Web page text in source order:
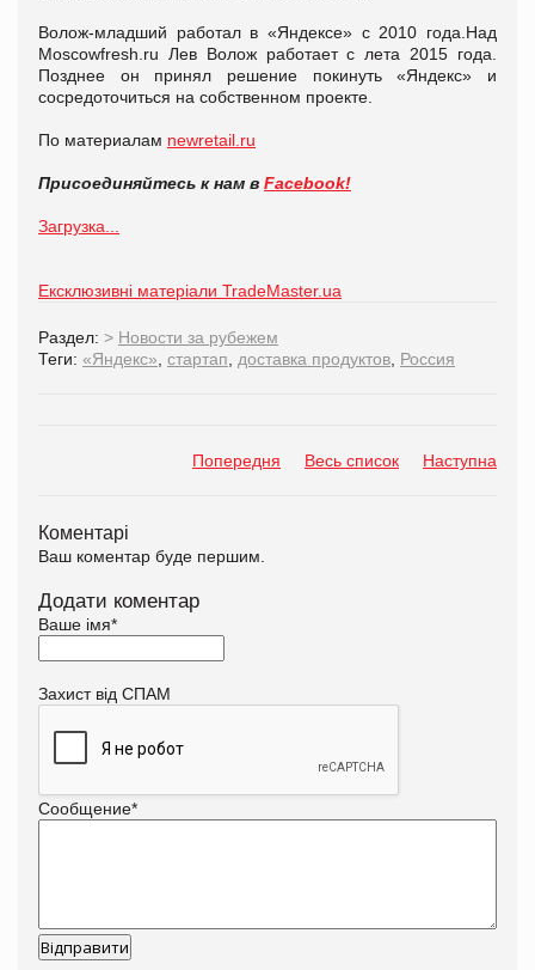
Волож-младший работал в «Яндексе» с 2010 года.Над
Moscowfresh.ru Лев Волож работает с лета 2015 года.
Позднее он принял решение покинуть «Яндекс» и
сосредоточиться на собственном проекте.
По материалам newretail.ru
Присоединяйтесь к нам в Facebook!
Загрузка...
Ексклюзивні матеріали TradeMaster.ua
Раздел: > Новости за рубежем
Теги: «Яндекс» стартап доставка продуктов Россия
Попередня Весь список Наступна
Коментарі
Ваш коментар буде першим.
Додати коментар
Ваше імя*
Захист від СПАМ
Сообщение*